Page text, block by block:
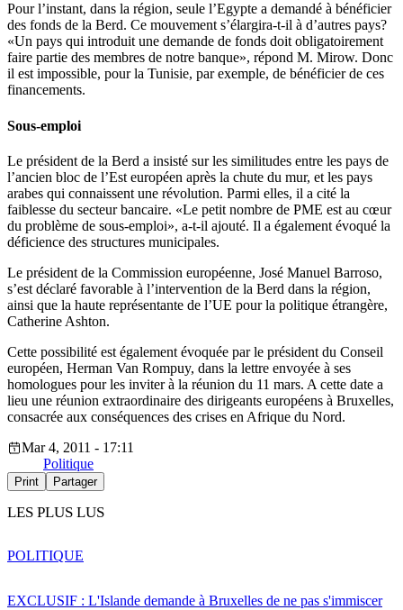
Pour l’instant, dans la région, seule l’Egypte a demandé à bénéficier
des fonds de la Berd. Ce mouvement s’élargira-t-il à d’autres pays?
«Un pays qui introduit une demande de fonds doit obligatoirement
faire partie des membres de notre banque», répond M. Mirow. Donc
il est impossible, pour la Tunisie, par exemple, de bénéficier de ces
financements.
Sous-emploi
Le président de la Berd a insisté sur les similitudes entre les pays de
l’ancien bloc de l’Est européen après la chute du mur, et les pays
arabes qui connaissent une révolution. Parmi elles, il a cité la
faiblesse du secteur bancaire. «Le petit nombre de PME est au cœur
du problème de sous-emploi», a-t-il ajouté. Il a également évoqué la
déficience des structures municipales.
Le président de la Commission européenne, José Manuel Barroso,
s’est déclaré favorable à l’intervention de la Berd dans la région,
ainsi que la haute représentante de l’UE pour la politique étrangère,
Catherine Ashton.
Cette possibilité est également évoquée par le président du Conseil
européen, Herman Van Rompuy, dans la lettre envoyée à ses
homologues pour les inviter à la réunion du 11 mars. A cette date a
lieu une réunion extraordinaire des dirigeants européens à Bruxelles,
consacrée aux conséquences des crises en Afrique du Nord.
Mar 4, 2011 - 17:11
Politique
Print Partager
LES PLUS LUS
EXCLUSIF : L'Islande demande à Bruxelles de ne pas s'immiscer
POLITIQUE